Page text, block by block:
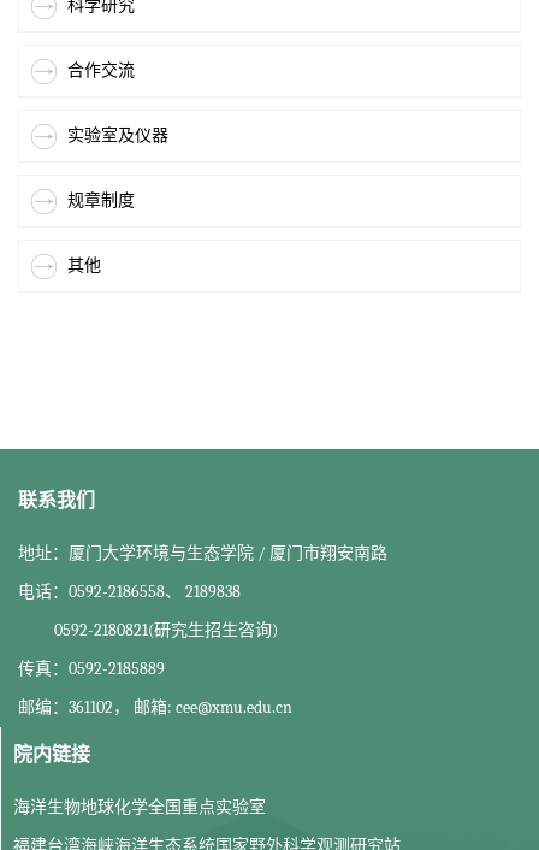
科学研究
合作交流
实验室及仪器
规章制度
其他
联系我们
地址：厦门大学环境与生态学院 / 厦门市翔安南路
电话：0592-2186558、 2189838
0592-2180821(研究生招生咨询)
传真：0592-2185889
邮编：361102， 邮箱: cee@xmu.edu.cn
院内链接
海洋生物地球化学全国重点实验室
福建台湾海峡海洋生态系统国家野外科学观测研究站